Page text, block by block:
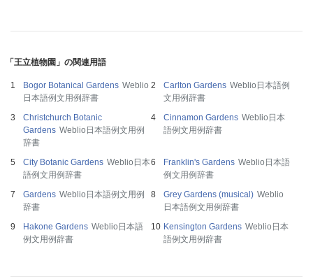
「王立植物園」の関連用語
Bogor Botanical Gardens Weblio
日本語例文用例辞書
Carlton Gardens Weblio日本語例
文用例辞書
Christchurch Botanic
Gardens Weblio日本語例文用例
辞書
Cinnamon Gardens Weblio日本
語例文用例辞書
City Botanic Gardens Weblio日本
語例文用例辞書
Franklin's Gardens Weblio日本語
例文用例辞書
Gardens Weblio日本語例文用例
辞書
Grey Gardens (musical) Weblio
日本語例文用例辞書
Hakone Gardens Weblio日本語
例文用例辞書
Kensington Gardens Weblio日本
語例文用例辞書